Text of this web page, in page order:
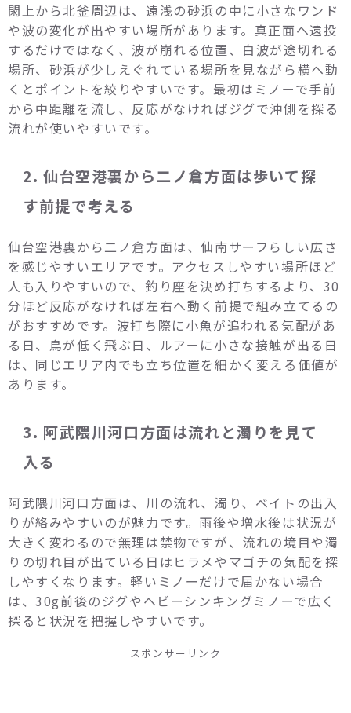
閖上から北釜周辺は、遠浅の砂浜の中に小さなワンド
や波の変化が出やすい場所があります。真正面へ遠投
するだけではなく、波が崩れる位置、白波が途切れる
場所、砂浜が少しえぐれている場所を見ながら横へ動
くとポイントを絞りやすいです。最初はミノーで手前
から中距離を流し、反応がなければジグで沖側を探る
流れが使いやすいです。
2. 仙台空港裏から二ノ倉方面は歩いて探
す前提で考える
仙台空港裏から二ノ倉方面は、仙南サーフらしい広さ
を感じやすいエリアです。アクセスしやすい場所ほど
人も入りやすいので、釣り座を決め打ちするより、30
分ほど反応がなければ左右へ動く前提で組み立てるの
がおすすめです。波打ち際に小魚が追われる気配があ
る日、鳥が低く飛ぶ日、ルアーに小さな接触が出る日
は、同じエリア内でも立ち位置を細かく変える価値が
あります。
3. 阿武隈川河口方面は流れと濁りを見て
入る
阿武隈川河口方面は、川の流れ、濁り、ベイトの出入
りが絡みやすいのが魅力です。雨後や増水後は状況が
大きく変わるので無理は禁物ですが、流れの境目や濁
りの切れ目が出ている日はヒラメやマゴチの気配を探
しやすくなります。軽いミノーだけで届かない場合
は、30g前後のジグやヘビーシンキングミノーで広く
探ると状況を把握しやすいです。
スポンサーリンク